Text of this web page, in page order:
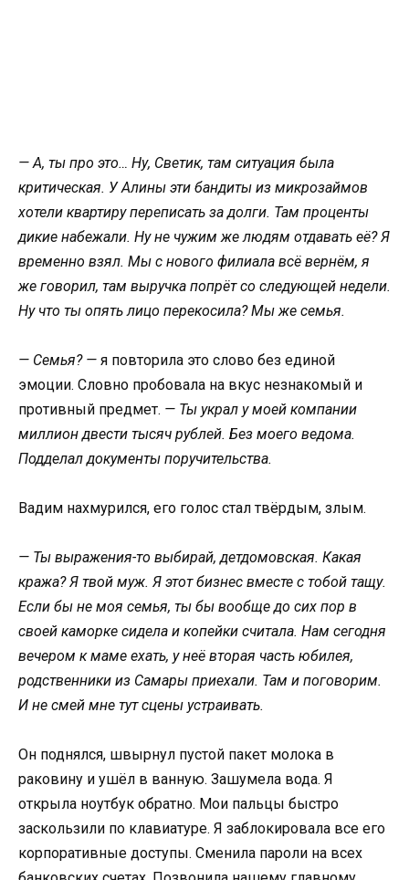
— А, ты про это… Ну, Светик, там ситуация была
критическая. У Алины эти бандиты из микрозаймов
хотели квартиру переписать за долги. Там проценты
дикие набежали. Ну не чужим же людям отдавать её? Я
временно взял. Мы с нового филиала всё вернём, я
же говорил, там выручка попрёт со следующей недели.
Ну что ты опять лицо перекосила? Мы же семья.
— Семья? — я повторила это слово без единой
эмоции. Словно пробовала на вкус незнакомый и
противный предмет. — Ты украл у моей компании
миллион двести тысяч рублей. Без моего ведома.
Подделал документы поручительства.
Вадим нахмурился, его голос стал твёрдым, злым.
— Ты выражения-то выбирай, детдомовская. Какая
кража? Я твой муж. Я этот бизнес вместе с тобой тащу.
Если бы не моя семья, ты бы вообще до сих пор в
своей каморке сидела и копейки считала. Нам сегодня
вечером к маме ехать, у неё вторая часть юбилея,
родственники из Самары приехали. Там и поговорим.
И не смей мне тут сцены устраивать.
Он поднялся, швырнул пустой пакет молока в
раковину и ушёл в ванную. Зашумела вода. Я
открыла ноутбук обратно. Мои пальцы быстро
заскользили по клавиатуре. Я заблокировала все его
корпоративные доступы. Сменила пароли на всех